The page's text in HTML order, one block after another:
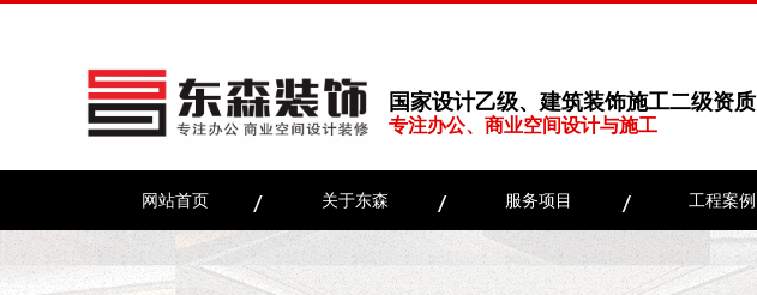
国家设计乙级、建筑装饰施工二级资质
专注办公、商业空间设计与施工
网站首页 关于东森 服务项目 工程案例